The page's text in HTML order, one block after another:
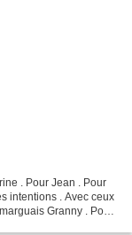
. Pour Jean . Pour
intentions . Avec ceux
Granny . Pour